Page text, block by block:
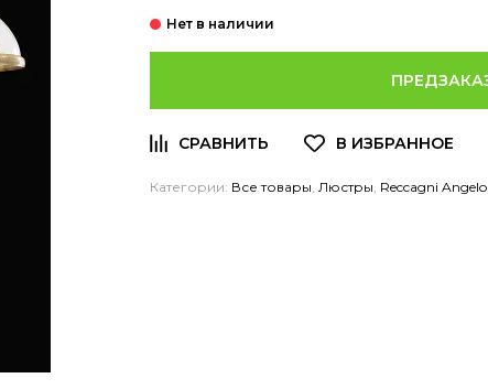
Категории: Все товары Люстры Reccagni Angelo